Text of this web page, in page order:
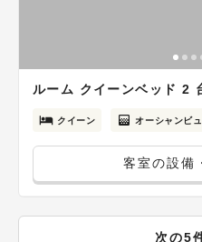
ルーム クイーンベッド 2
クイーン オーシャンビ
客室の設備
次の5